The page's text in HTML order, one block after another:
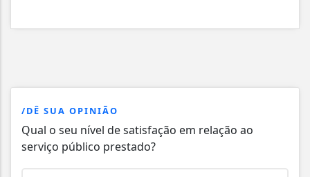
/DÊ SUA OPINIÃO
Qual o seu nível de satisfação em relação ao
serviço público prestado?